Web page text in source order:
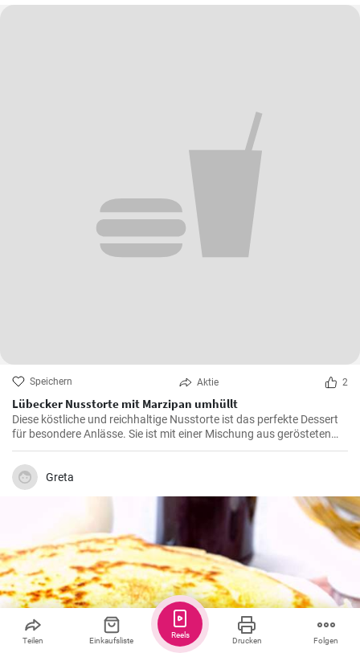
Speichern Aktie 2
Lübecker Nusstorte mit Marzipan umhüllt
Diese köstliche und reichhaltige Nusstorte ist das perfekte Dessert
für besondere Anlässe. Sie ist mit einer Mischung aus gerösteten
Nüssen und einer cremigen Füllung gefüllt, die von einer knackigen
Schicht Marzipan umhüllt wird.
Greta
Teilen Einkaufsliste Drucken Folgen
Reels